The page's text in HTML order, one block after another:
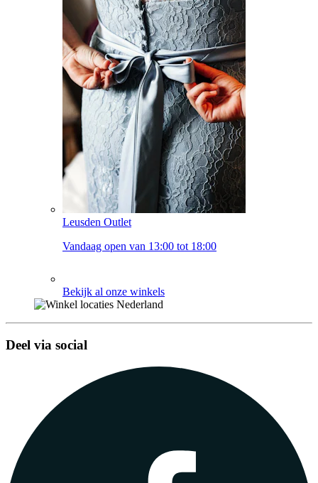
Leusden Outlet
Vandaag open van 13:00 tot 18:00
Bekijk al onze winkels
Deel via social